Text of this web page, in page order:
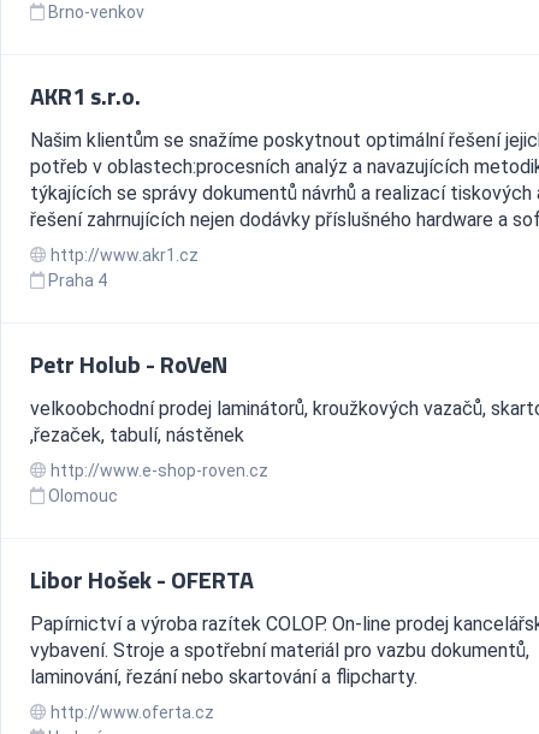
Brno-venkov
AKR1 s.r.o.
Našim klientům se snažíme poskytnout optimální řešení
potřeb v oblastech:procesních analýz a navazujících
týkajících se správy dokumentů návrhů a realizací tiskových
řešení zahrnujících nejen dodávky příslušného hardware a
http://www.akr1.cz
Praha 4
Petr Holub - RoVeN
velkoobchodní prodej laminátorů, kroužkových vazačů,
,řezaček, tabulí, nástěnek
http://www.e-shop-roven.cz
Olomouc
Libor Hošek - OFERTA
Papírnictví a výroba razítek COLOP. On-line prodej
vybavení. Stroje a spotřební materiál pro vazbu dokumentů,
laminování, řezání nebo skartování a flipcharty.
http://www.oferta.cz